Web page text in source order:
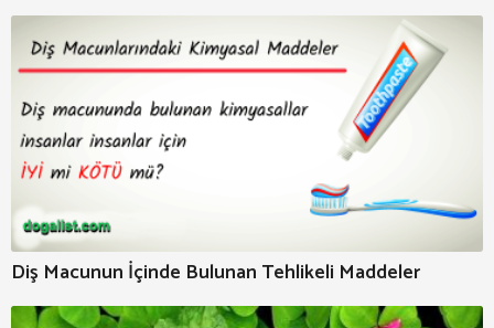
Diş Macunun İçinde Bulunan Tehlikeli Maddeler